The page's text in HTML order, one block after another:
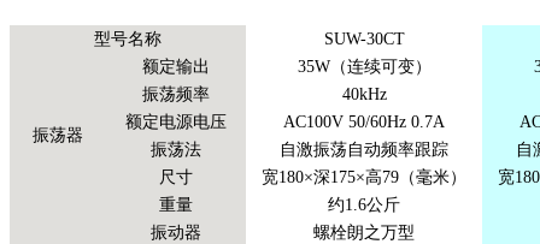
型号名称 SUW-30CT
振荡器
额定输出 35W（连续可变）
振荡频率
40kHz
额定电源电压
AC100V 50/60Hz 0.7A
振荡法
自激振荡自动频率跟踪
自
尺寸
宽180×深175×高79（毫米）
宽
重量
约1.6公斤
振动器
螺栓朗之万型